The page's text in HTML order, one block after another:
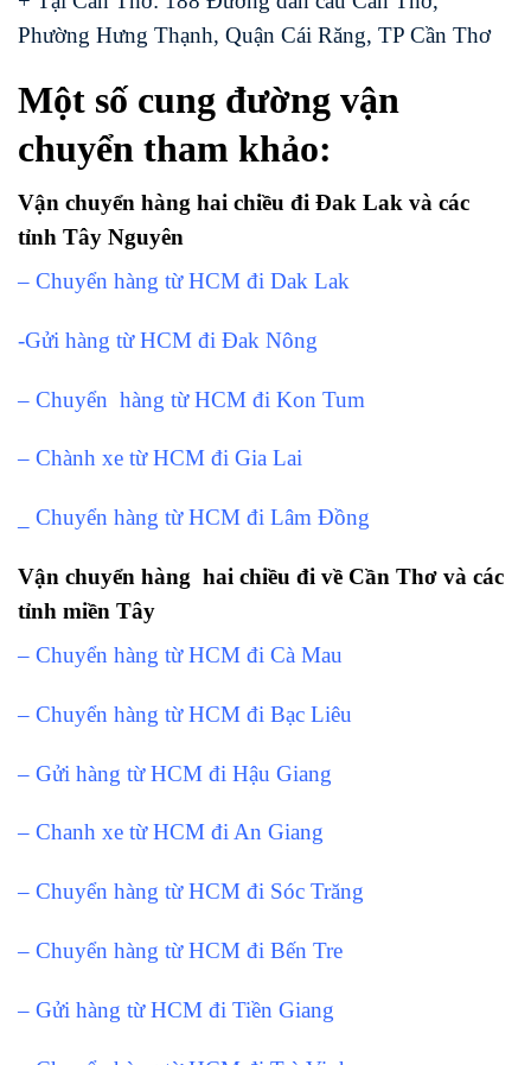
Phường Hưng Thạnh, Quận Cái Răng, TP Cần Thơ
Một số cung đường vận
chuyển tham khảo:
Vận chuyển hàng hai chiều đi Đak Lak và các
tỉnh Tây Nguyên
– Chuyển hàng từ HCM đi Dak Lak
-Gửi hàng từ HCM đi Đak Nông
– Chuyển hàng từ HCM đi Kon Tum
– Chành xe từ HCM đi Gia Lai
_ Chuyển hàng từ HCM đi Lâm Đồng
Vận chuyển hàng hai chiều đi về Cần Thơ và các
tỉnh miền Tây
– Chuyển hàng từ HCM đi Cà Mau
– Chuyển hàng từ HCM đi Bạc Liêu
– Gửi hàng từ HCM đi Hậu Giang
– Chanh xe từ HCM đi An Giang
– Chuyển hàng từ HCM đi Sóc Trăng
– Chuyển hàng từ HCM đi Bến Tre
– Gửi hàng từ HCM đi Tiền Giang